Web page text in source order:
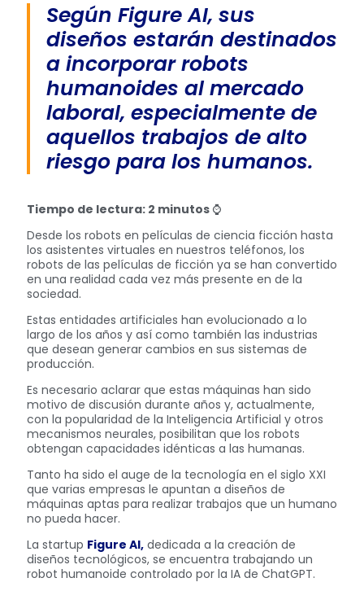
Según Figure AI, sus
diseños estarán destinados
a incorporar robots
humanoides al mercado
laboral, especialmente de
aquellos trabajos de alto
riesgo para los humanos.
Tiempo de lectura: 2 minutos ⌚
Desde los robots en películas de ciencia ficción hasta
los asistentes virtuales en nuestros teléfonos, los
robots de las películas de ficción ya se han convertido
en una realidad cada vez más presente en de la
sociedad.
Estas entidades artificiales han evolucionado a lo
largo de los años y así como también las industrias
que desean generar cambios en sus sistemas de
producción.
Es necesario aclarar que estas máquinas han sido
motivo de discusión durante años y, actualmente,
con la popularidad de la Inteligencia Artificial y otros
mecanismos neurales, posibilitan que los robots
obtengan capacidades idénticas a las humanas.
Tanto ha sido el auge de la tecnología en el siglo XXI
que varias empresas le apuntan a diseños de
máquinas aptas para realizar trabajos que un humano
no pueda hacer.
La startup Figure AI, dedicada a la creación de
diseños tecnológicos, se encuentra trabajando un
robot humanoide controlado por la IA de ChatGPT.